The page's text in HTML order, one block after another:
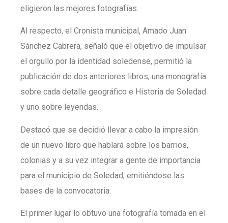
eligieron las mejores fotografías.
Al respecto, el Cronista municipal, Amado Juan
Sánchez Cabrera, señaló que el objetivo de impulsar
el orgullo por la identidad soledense, permitió la
publicación de dos anteriores libros, una monografía
sobre cada detalle geográfico e Historia de Soledad
y uno sobre leyendas.
Destacó que se decidió llevar a cabo la impresión
de un nuevo libro que hablará sobre los barrios,
colonias y a su vez integrar a gente de importancia
para el municipio de Soledad, emitiéndose las
bases de la convocatoria:
El primer lugar lo obtuvo una fotografía tomada en el